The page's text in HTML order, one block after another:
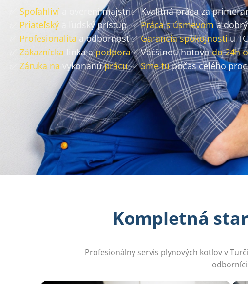
Spoľahliví a overení majstri
Priateľský a ľudský prístup
Profesionalita a odbornosť
Zákaznícka linka apodpora
Záruka na vykonanúprácu
✅ Kvalitná práca za
✅Práca s úsmevoma
✅Garancia spokojnostiu
✅ Väčšinou hotovodo 24h
✅Sme tupočas celého
Kompletná
Profesionálny servis plynových kotlov v